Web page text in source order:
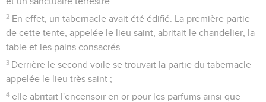
2 En effet, un tabernacle avait été édifié. La première partie
de cette tente, appelée le lieu saint, abritait le chandelier, la
table et les pains consacrés.
3 Derrière le second voile se trouvait la partie du tabernacle
appelée le lieu très saint ;
4 elle abritait l'encensoir en or pour les parfums ainsi que